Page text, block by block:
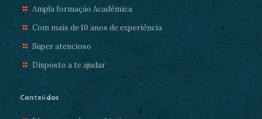
Ampla formação Acadêmica
Com mais de 10 anos de experiência
Super atencioso
Disposto a te ajudar
Conteúdos